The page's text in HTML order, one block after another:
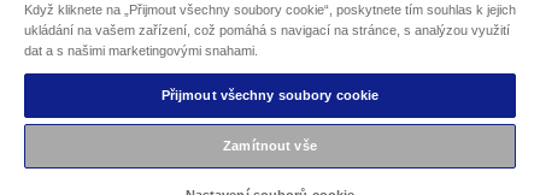
Informace o souborech cookie
Závazek usnadnění přístupu společnosti Epson
Copyright © 2026 Seiko Epson
Když kliknete na „Přijmout všechny soubory cookie“, poskytnete tím souhlas k jejich
ukládání na vašem zařízení, což pomáhá s navigací na stránce, s analýzou využití
dat a s našimi marketingovými snahami.
Přijmout všechny soubory cookie
Zamítnout vše